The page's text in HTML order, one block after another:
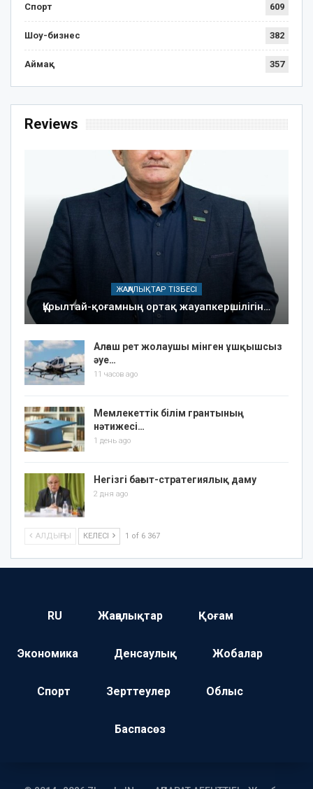
Спорт 609
Шоу-бизнес 382
Аймақ 357
Reviews
ЖАҢАЛЫҚТАР ТІЗБЕСІ
Құрылтай-қоғамның ортақ жауапкершілігін…
Алғаш рет жолаушы мінген ұшқышсыз
әуе…
11 часов ago
Мемлекеттік білім грантының
нәтижесі…
1 день ago
Негізгі бағыт-стратегиялық даму
2 дня ago
АЛДЫҢҒЫ КЕЛЕСІ 1 of 6 367
RU Жаңалықтар Қоғам
Экономика Денсаулық Жобалар
Спорт Зерттеулер Облыс
Баспасөз